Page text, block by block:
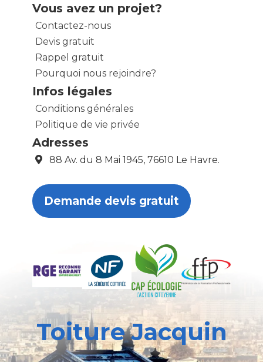
Vous avez un projet?
Contactez-nous
Devis gratuit
Rappel gratuit
Pourquoi nous rejoindre?
Infos légales
Conditions générales
Politique de vie privée
Adresses
88 Av. du 8 Mai 1945, 76610 Le Havre.
Demande devis gratuit
Toiture Jacquin